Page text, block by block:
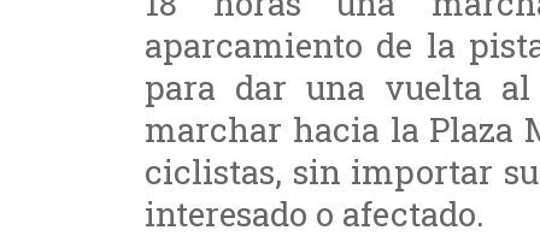
aparcamiento de la
para dar una vuelta al
marchar hacia la Plaza
ciclistas, sin importar
interesado o afectado.